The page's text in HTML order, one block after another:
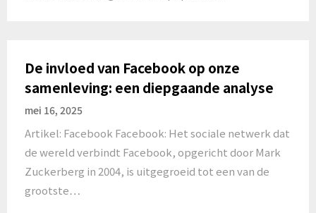
De invloed van Facebook op onze
samenleving: een diepgaande analyse
mei 16, 2025
Artikel: Facebook Facebook: Het sociale netwerk dat
de wereld verbindt Facebook, opgericht door Mark
Zuckerberg in 2004, is uitgegroeid tot een van de
grootste…